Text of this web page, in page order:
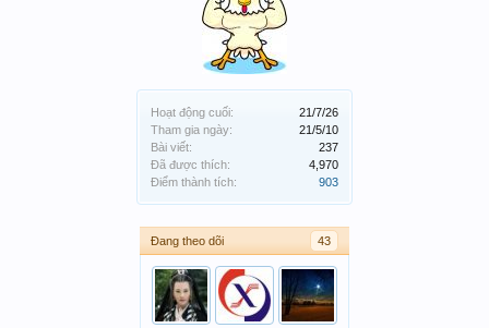
Hoạt động cuối:
21/7/26
Tham gia ngày:
21/5/10
Bài viết:
237
Đã được thích:
4,970
Điểm thành tích:
903
Đang theo dõi 43